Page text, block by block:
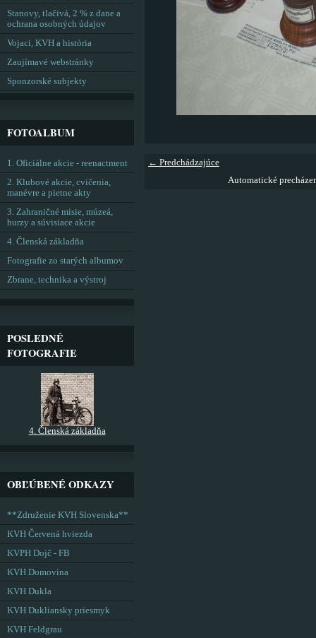
← Predchádzajúce
Automatické
Stanovy, tlačivá, 2 % z dane a
ochrana osobných údajov
Vojaci, KVH a história
Zaujímavé webstránky
Sponzorské subjekty
FOTOALBUM
1. Oficiálne akcie - reenactment
2. Klubové akcie, cvičenia,
manévre a pietne akty
3. Zahraničné misie, múzeá,
burzy a súvisiace akcie
4. Členská základňa
Fotografie zo starých albumov
Zbrane, technika a výstroj
POSLEDNÉ
FOTOGRAFIE
4. Členská základňa
OBĽÚBENÉ ODKAZY
**Združenie KVH Slovenska**
KVH Červená hviezda
KVPH Dojč - FB
KVH Domovina
KVH Dukla
KVH Dukliansky priesmyk
KVH Feldgrau